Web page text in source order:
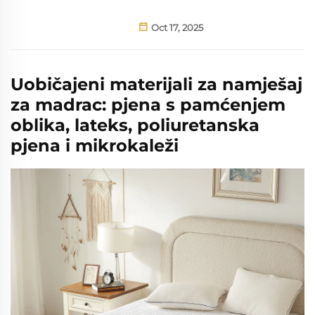
Oct 17, 2025
Uobičajeni materijali za namješaj
za madrac: pjena s pamćenjem
oblika, lateks, poliuretanska
pjena i mikrokaleži